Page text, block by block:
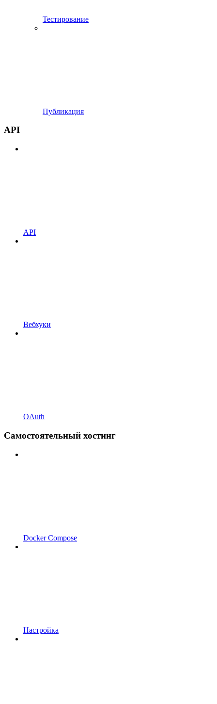
Тестирование
Публикация
API
API
Вебхуки
OAuth
Самостоятельный хостинг
Docker Compose
Настройка